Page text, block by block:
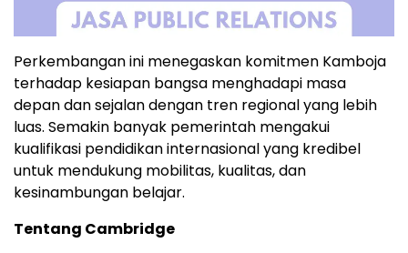
Perkembangan ini menegaskan komitmen Kamboja
terhadap kesiapan bangsa menghadapi masa
depan dan sejalan dengan tren regional yang lebih
luas. Semakin banyak pemerintah mengakui
kualifikasi pendidikan internasional yang kredibel
untuk mendukung mobilitas, kualitas, dan
kesinambungan belajar.
Tentang Cambridge